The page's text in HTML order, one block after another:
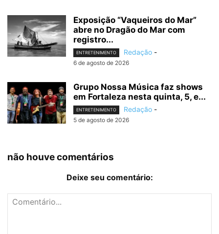
Exposição “Vaqueiros do Mar”
abre no Dragão do Mar com
registro...
ENTRETENIMENTO Redação -
6 de agosto de 2026
Grupo Nossa Música faz shows
em Fortaleza nesta quinta, 5, e...
ENTRETENIMENTO Redação -
5 de agosto de 2026
não houve comentários
Deixe seu comentário: